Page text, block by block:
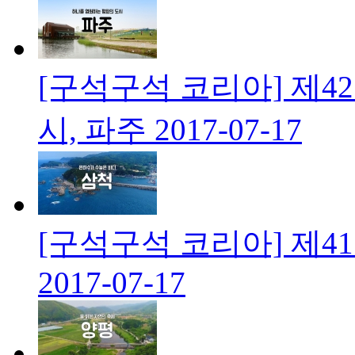
[구석구석 코리아] 제
시, 파주 2017-07-17
[구석구석 코리아] 제
2017-07-17